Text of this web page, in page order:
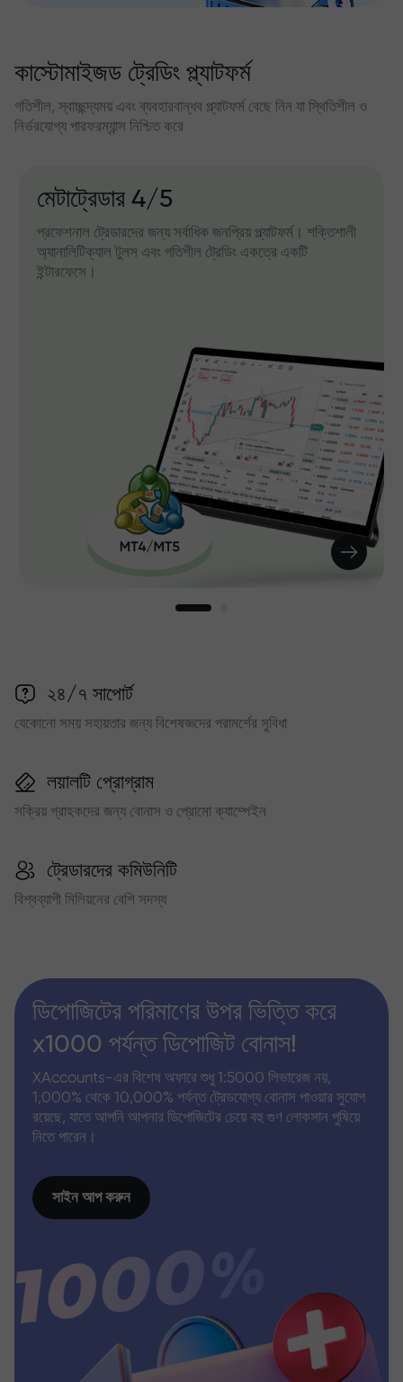
কাস্টোমাইজড ট্রেডিং প্ল্যাটফর্ম
গতিশীল, স্বাচ্ছন্দ্যময় এবং ব্যবহারবান্ধব প্ল্যাটফর্ম বেছে নিন যা স্থিতিশীল ও
নির্ভরযোগ্য পারফরম্যান্স নিশ্চিত করে
মেটাট্রেডার 4/5
প্রফেশনাল ট্রেডারদের জন্য সর্বাধিক জনপ্রিয় প্ল্যাটফর্ম। শক্তিশালী
অ্যানালিটিক্যাল টুলস এবং গতিশীল ট্রেডিং একত্রে একটি
ইন্টারফেসে।
২৪/৭ সাপোর্ট
যেকোনো সময় সহায়তার জন্য বিশেষজ্ঞদের পরামর্শের সুবিধা
লয়ালটি প্রোগ্রাম
সক্রিয় গ্রাহকদের জন্য বোনাস ও প্রোমো ক্যাম্পেইন
ট্রেডারদের কমিউনিটি
বিশ্বব্যাপী মিলিয়নের বেশি সদস্য
ডিপোজিটের পরিমাণের উপর ভিত্তি করে
x1000 পর্যন্ত ডিপোজিট বোনাস!
XAccounts-এর বিশেষ অফারে শুধু 1:5000 লিভারেজ নয়,
1,000% থেকে 10,000% পর্যন্ত ট্রেডযোগ্য বোনাস পাওয়ার সুযোগ
রয়েছে, যাতে আপনি আপনার ডিপোজিটের চেয়ে বহু গুণ লোকসান পুষিয়ে
নিতে পারেন।
সাইন আপ করুন